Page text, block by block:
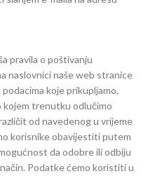
pravila o poštivanju
naslovnici naše web stranice
koje prikupljamo,
kojem trenutku odlučimo
od navedenog u vrijeme
korisnike obavijestiti putem
da odobre ili odbiju
Podatke ćemo koristiti u